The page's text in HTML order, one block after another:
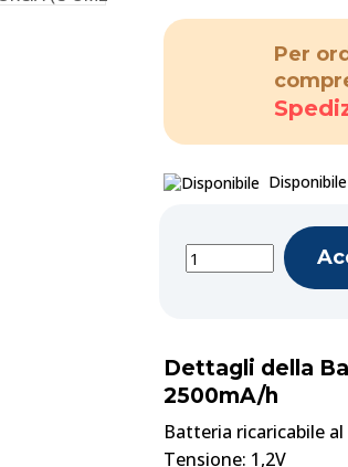
Per
Disponibile
Dettagli della
2500mA/h
Batteria ricaricabile al
Tensione: 1,2V